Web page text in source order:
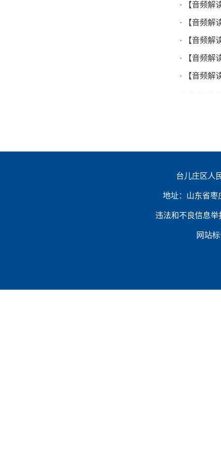
· 【音频解
· 【音频解
· 【音频解
· 【音频解
· 【音频解
台儿庄区人
地址：山东省枣
违法和不良信息举
网站